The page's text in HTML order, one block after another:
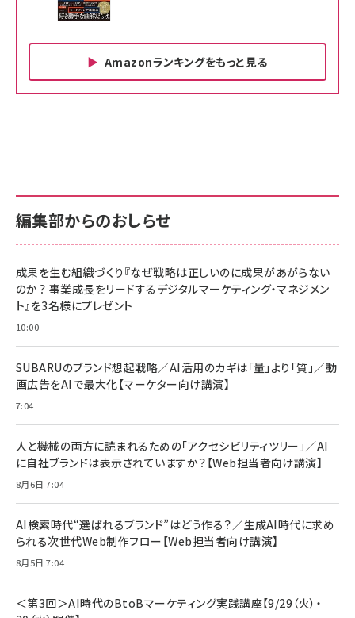
Amazonランキングをもっと見る
￥880
anan(アンアン)2026/06/24号 No.2500増刊
スペシャルエディション[王道エンタメの矜持／
￥1,100
anan(アンアン)2026/07/08号 No.2502[2026
￥880
ママ投資家が育休中に１億貯めた株式投資
組織の成果を最大化する ルールのデザイン
￥1,980
Amazonランキングをもっと見る
サポート正規品 メーカー保証5年 KLMEA128G
NIMASO ガラスフィルム iPhone 17 用 保護フィ
すい ガイド枠付き いPhone17 (6.3インチ) 対応
2枚セット DSP25F1698
￥1,599
￥6,980
全ワイヤレスイヤホン/アクティブノイズキャンセリ
技術基準適合】ブラック
￥5,990
ケーブル Anker絡まないケーブル 240W 結束バン
ド付き USB PD対応 シリコン素材採用 iPhone
17 / 16 / 15 / Galaxy iPad Pro MacBook
Pro/Air 各種対応 (1.8m ミッドナイトブラック)
￥1,890
サポート正規品 メーカー保証5年 KLMEA128G
Amazon eギフトカード - Amazonロゴ - クラ
￥5,000
Anker PowerLine III Flow USB-C & USB-C
Pro/Air 各種対応 (1.8m ミッドナイトブラック)
￥1,890
サッポロ 生ビール 黒ラベル 350ml 缶 24本 ビー
ル ケース買い【6/30応募〆切! 黒ラベルビヤセラー
￥4,857
編集部からのおしらせ
成果を生む組織づくり『なぜ戦略は正しいのに成果があがらない
のか？ 事業成長をリードするデジタルマーケティング・マネジメン
ト』を3名様にプレゼント
10:00
SUBARUのブランド想起戦略／AI活用のカギは「量」より「質」／動
画広告をAIで最大化【マーケター向け講演】
7:04
人と機械の両方に読まれるための「アクセシビリティツリー」／AI
に自社ブランドは表示されていますか？【Web担当者向け講演】
8月6日 7:04
AI検索時代“選ばれるブランド”はどう作る？／生成AI時代に求め
られる次世代Web制作フロー【Web担当者向け講演】
8月5日 7:04
＜第3回＞AI時代のBtoBマーケティング実践講座【9/29（火）・